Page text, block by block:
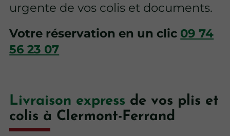
urgente de vos colis et documents.
Votre réservation en un clic 09 74
56 23 07
Livraison express de vos plis et
colis à Clermont-Ferrand